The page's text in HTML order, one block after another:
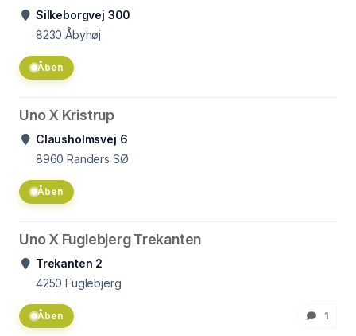
Silkeborgvej 300
8230 Åbyhøj
Åben
Uno X Kristrup
Clausholmsvej 6
8960 Randers SØ
Åben
Uno X Fuglebjerg Trekanten
Trekanten 2
4250 Fuglebjerg
Åben 1